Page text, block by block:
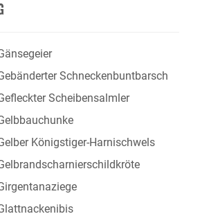
Schneckenbuntbarsch
Scheibensalmler
Königstiger-Harnischwels